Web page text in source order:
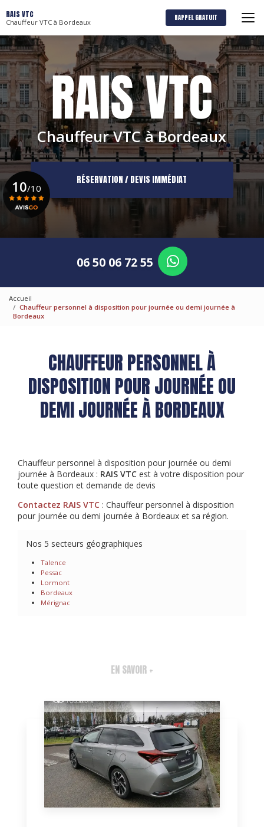
au
contenu
principal
RAIS VTC
Chauffeur VTC à Bordeaux RAPPEL GRATUIT
Chauffeur VTC à Bordeaux
RÉSERVATION / DEVIS IMMÉDIAT
06 50 06 72 55
10/10
Accueil
Chauffeur personnel à disposition pour journée ou demi journée à
Bordeaux
CHAUFFEUR PERSONNEL À
DISPOSITION POUR JOURNÉE OU
DEMI JOURNÉE À BORDEAUX
Chauffeur personnel à disposition pour journée ou demi
journée à Bordeaux : RAIS VTC est à votre disposition pour
toute question et demande de devis
Contactez RAIS VTC : Chauffeur personnel à disposition
pour journée ou demi journée à Bordeaux et sa région.
Nos 5 secteurs géographiques
Talence
Pessac
Lormont
Bordeaux
Mérignac
EN SAVOIR +